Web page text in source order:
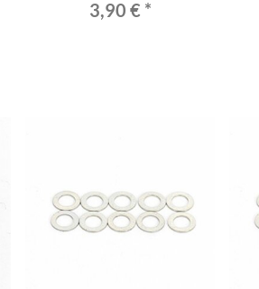
3,90 € *